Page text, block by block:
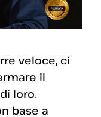
veloce, ci
il
loro.
base a